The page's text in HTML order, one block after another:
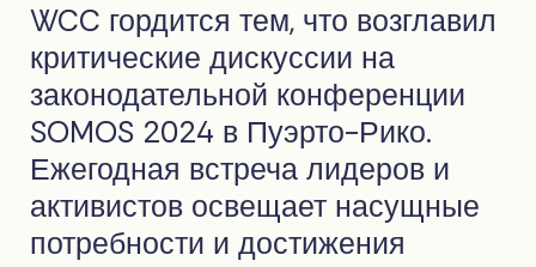
WCC гордится тем, что возглавил
критические дискуссии на
законодательной конференции
SOMOS 2024 в Пуэрто-Рико.
Ежегодная встреча лидеров и
активистов освещает насущные
потребности и достижения